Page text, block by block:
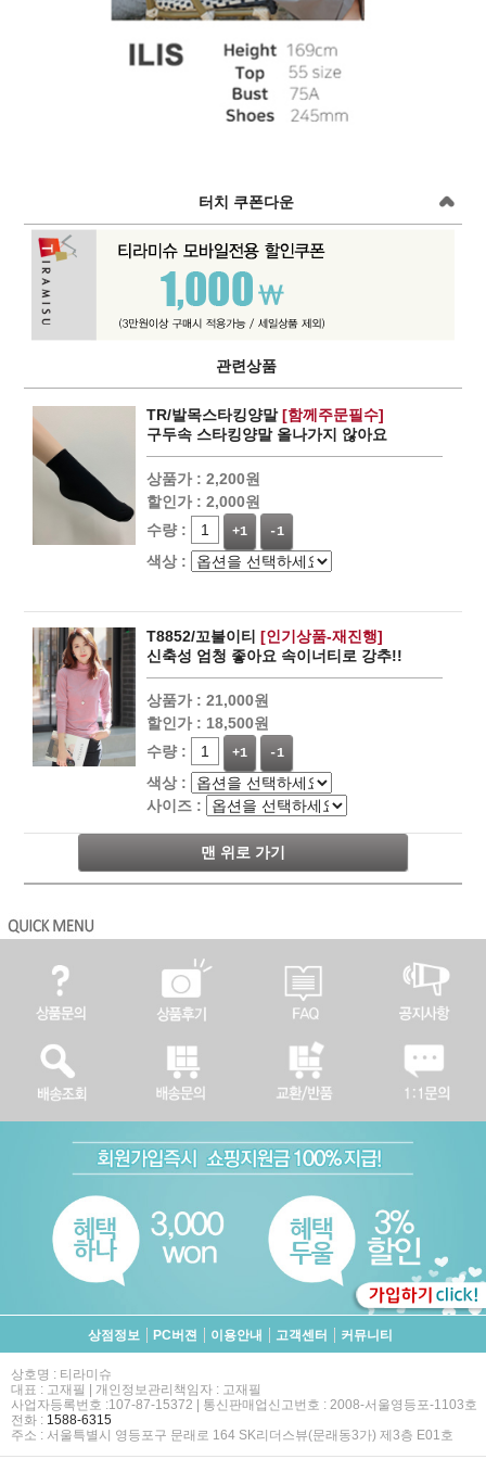
터치 쿠폰다운
관련상품
TR/발목스타킹양말[함께주문필수]
구두속 스타킹양말 올나가지 않아요
상품가 : 2,200원
할인가 : 2,000원
수량 :
+1 -1
색상 :
T8852/꼬불이티 [인기상품-재진행]
신축성 엄청 좋아요 속이너티로 강추!!
상품가 : 21,000원
할인가 : 18,500원
수량 :
+1 -1
색상 :
사이즈 :
맨 위로 가기
상점정보 PC버젼 이용안내 고객센터 커뮤니티
상호명 : 티라미슈
대표 : 고재필 | 개인정보관리책임자 : 고재필
사업자등록번호 :107-87-15372 | 통신판매업신고번호 : 2008-서울영등포-1103호
전화 : 1588-6315
주소 : 서울특별시 영등포구 문래로 164 SK리더스뷰(문래동3가) 제3층 E01호